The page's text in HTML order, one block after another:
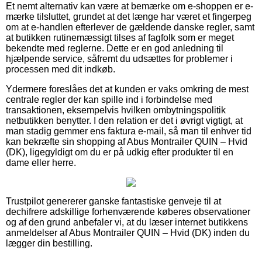
Et nemt alternativ kan være at bemærke om e-shoppen er e-
mærke tilsluttet, grundet at det længe har været et fingerpeg
om at e-handlen efterlever de gældende danske regler, samt
at butikken rutinemæssigt tilses af fagfolk som er meget
bekendte med reglerne. Dette er en god anledning til
hjælpende service, såfremt du udsættes for problemer i
processen med dit indkøb.
Ydermere foreslåes det at kunden er vaks omkring de mest
centrale regler der kan spille ind i forbindelse med
transaktionen, eksempelvis hvilken ombytningspolitik
netbutikken benytter. I den relation er det i øvrigt vigtigt, at
man stadig gemmer ens faktura e-mail, så man til enhver tid
kan bekræfte sin shopping af Abus Montrailer QUIN – Hvid
(DK), ligegyldigt om du er på udkig efter produkter til en
dame eller herre.
Trustpilot genererer ganske fantastiske genveje til at
dechifrere adskillige forhenværende køberes observationer
og af den grund anbefaler vi, at du læser internet butikkens
anmeldelser af Abus Montrailer QUIN – Hvid (DK) inden du
lægger din bestilling.